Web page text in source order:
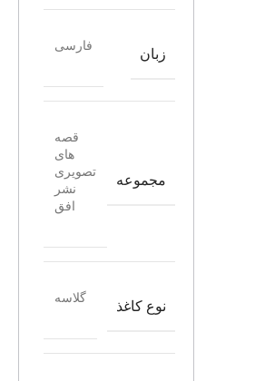
زبان
فارسی
مجموعه
قصه
های
تصویری
نشر
افق
نوع کاغذ
گلاسه